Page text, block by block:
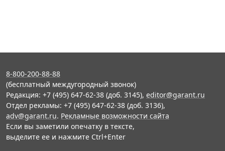
8-800-200-88-88
(бесплатный междугородный звонок)
Редакция: +7 (495) 647-62-38 (доб. 3145), editor@garant.ru
Отдел рекламы: +7 (495) 647-62-38 (доб. 3136),
adv@garant.ru. Рекламные возможности сайта
Если вы заметили опечатку в тексте,
выделите ее и нажмите Ctrl+Enter